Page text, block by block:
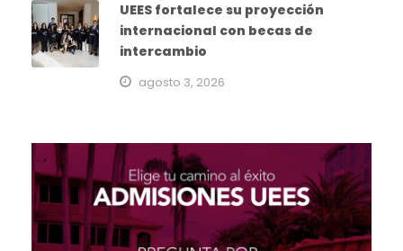
UEES fortalece su proyección
internacional con becas de
intercambio
agosto 3, 2026